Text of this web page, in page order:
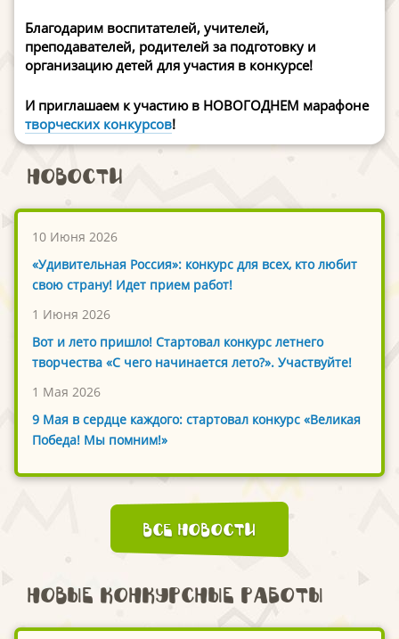
Благодарим воспитателей, учителей,
преподавателей, родителей за подготовку и
организацию детей для участия в конкурсе!
И приглашаем к участию в НОВОГОДНЕМ марафоне
творческих конкурсов!
Новости
10 Июня 2026
«Удивительная Россия»: конкурс для всех, кто любит
свою страну! Идет прием работ!
1 Июня 2026
Вот и лето пришло! Стартовал конкурс летнего
творчества «С чего начинается лето?». Участвуйте!
1 Мая 2026
9 Мая в сердце каждого: стартовал конкурс «Великая
Победа! Мы помним!»
Все новости
Новые конкурсные работы